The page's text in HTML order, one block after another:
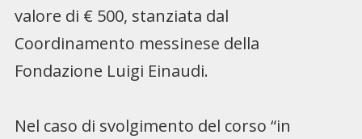
valore di € 500, stanziata dal
Coordinamento messinese della
Fondazione Luigi Einaudi.
Nel caso di svolgimento del corso “in